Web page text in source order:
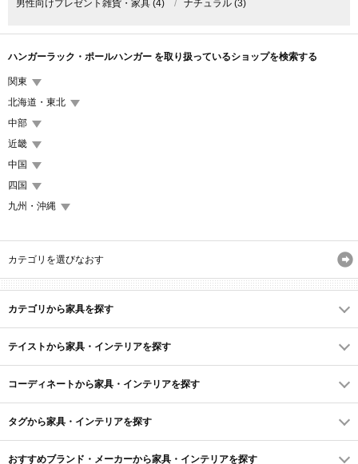
男性向けプレゼント雑貨・家具 (4) / ナチュラル (3)
ハンガーラック・ポールハンガー を取り扱っているショップを検索する
関東
北海道・東北
中部
近畿
中国
四国
九州・沖縄
カテゴリを選びなおす
カテゴリから家具を探す
テイストから家具・インテリアを探す
コーディネートから家具・インテリアを探す
タグから家具・インテリアを探す
おすすめブランド・メーカーから家具・インテリアを探す